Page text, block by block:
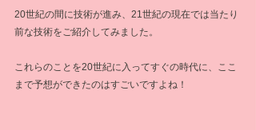
20世紀の間に技術が進み、21世紀の現在では当たり
前な技術をご紹介してみました。
これらのことを20世紀に入ってすぐの時代に、ここ
まで予想ができたのはすごいですよね！